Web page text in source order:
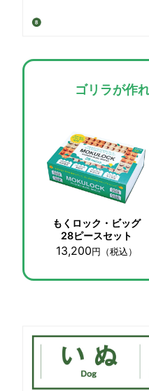
ゴリラが作
もくロック・ビッグ
28ピースセット
13,200 円 （税込）